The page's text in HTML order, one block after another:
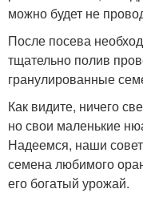
можно будет не
После посева
тщательно полив
гранулированные
Как видите, ничего
но свои маленькие
Надеемся, наши
семена любимого
его богатый урожай.